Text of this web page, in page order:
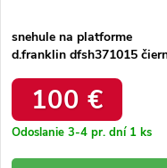
snehule na platforme
d.franklin dfsh371015
100 €
Odoslanie 3-4 pr. dní 1 ks